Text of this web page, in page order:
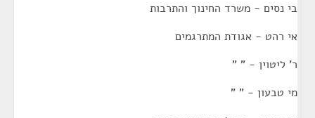
בי נסים - משרד החינוך והתרבות
אי רהט - אגודת המתרגמים
ר' ליטוין - " "
מי טבעון - " "